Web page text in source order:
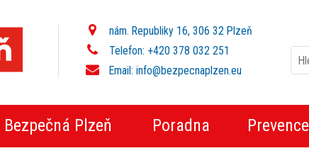
nám. Republiky 16, 306 32 Plzeň
Telefon: +420 378 032 251
Email:info@bezpecnaplzen.eu
Bezpečná Plzeň Poradna Prevence